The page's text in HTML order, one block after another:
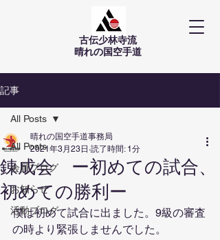
古伝少林寺流
​晴れの国空手道
記事
All Posts
会員ブログ
お知らせ
活動ブログ
All Posts
錬成会 ー初めての試合、
初めての勝利ー
晴れの国空手道事務局
2021年3月23日 読了時間: 1分
僕は初めて試合に出ました。9級の審査
の時より緊張しませんでした。